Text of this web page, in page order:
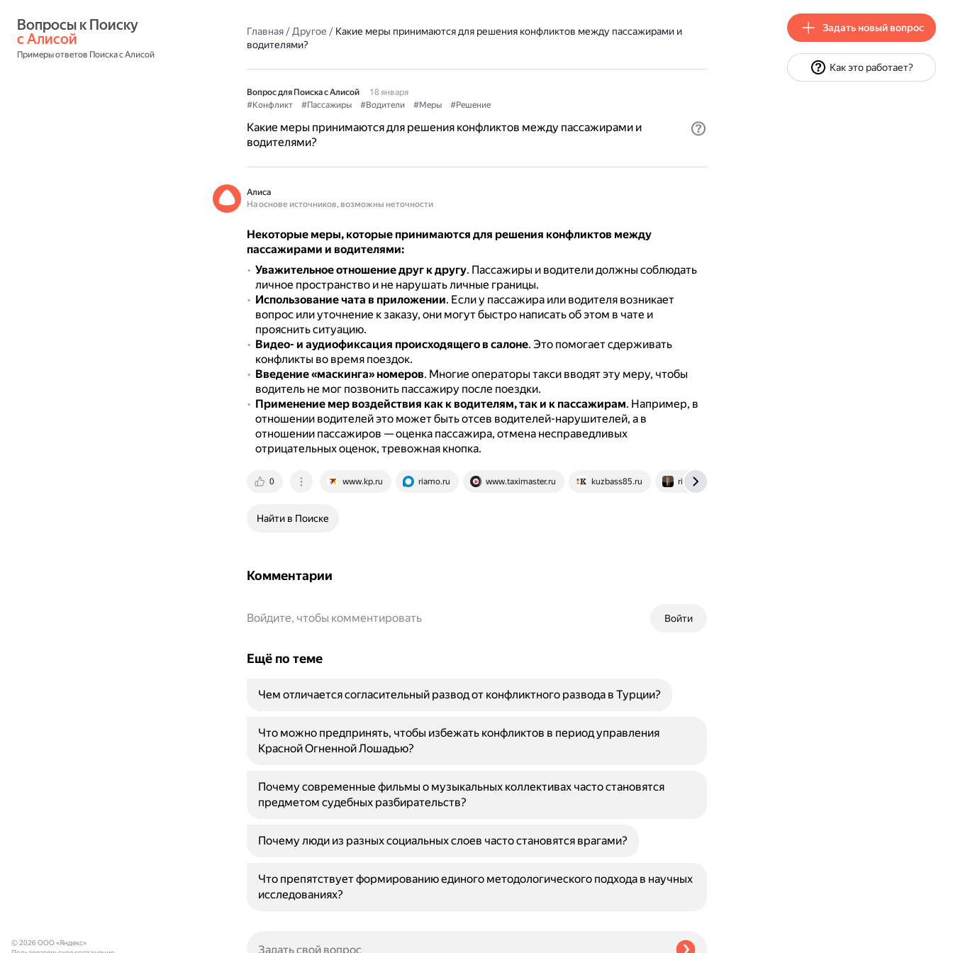
с Алисой
Примеры ответов Поиска с Алисой
Главная/Другое / Какие меры принимаются для решения конфликтов между пассажирами и
водителями?
Вопрос для Поиска с Алисой
18 января
#Конфликт
#Пассажиры #Водители #Меры #Решение
Какие меры принимаются для решения конфликтов между пассажирами и
водителями?
Алиса
На основе источников, возможны неточности
Некоторые меры, которые принимаются для решения конфликтов между
пассажирами и водителями:
Уважительное отношение друг к другу. Пассажиры и водители должны соблюдать
личное пространство и не нарушать личные границы.
Использование чата в приложении. Если у пассажира или водителя возникает
вопрос или уточнение к заказу, они могут быстро написать об этом в чате и
прояснить ситуацию.
Видео- и аудиофиксация происходящего в салоне. Это помогает сдерживать
конфликты во время поездок.
Введение «маскинга» номеров. Многие операторы такси вводят эту меру, чтобы
водитель не мог позвонить пассажиру после поездки.
Применение мер воздействия как к водителям, так и к пассажирам. Например, в
отношении водителей это может быть отсев водителей-нарушителей, а в
отношении пассажиров — оценка пассажира, отмена несправедливых
отрицательных оценок, тревожная кнопка.
0 www.kp.ru riamo.ru www.taximaster.ru kuzbass85.ru riavrn.ru
Найти в Поиске
Комментарии
Войти
Войдите, чтобы комментировать
Ещё по теме
Чем отличается согласительный развод от конфликтного развода в Турции?
Что можно предпринять, чтобы избежать конфликтов в период управления
Красной Огненной Лошадью?
Почему современные фильмы о музыкальных коллективах часто становятся
предметом судебных разбирательств?
Почему люди из разных социальных слоев часто становятся врагами?
Что препятствует формированию единого методологического подхода в научных
исследованиях?
© 2026 ООО «Яндекс»
Задать новый вопрос
Как это работает?